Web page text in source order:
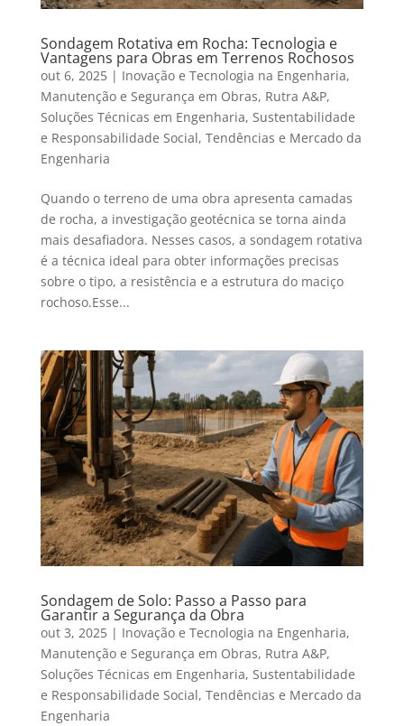
Sondagem Rotativa em Rocha: Tecnologia e
Vantagens para Obras em Terrenos Rochosos
out 6, 2025| Inovação e Tecnologia na Engenharia,
Manutenção e Segurança em Obras, Rutra A&P,
Soluções Técnicas em Engenharia, Sustentabilidade
e Responsabilidade Social, Tendências e Mercado da
Engenharia
Quando o terreno de uma obra apresenta camadas
de rocha, a investigação geotécnica se torna ainda
mais desafiadora. Nesses casos, a sondagem rotativa
é a técnica ideal para obter informações precisas
sobre o tipo, a resistência e a estrutura do maciço
rochoso.Esse...
Sondagem de Solo: Passo a Passo para
Garantir a Segurança da Obra
out 3, 2025| Inovação e Tecnologia na Engenharia,
Manutenção e Segurança em Obras, Rutra A&P,
Soluções Técnicas em Engenharia, Sustentabilidade
e Responsabilidade Social, Tendências e Mercado da
Engenharia